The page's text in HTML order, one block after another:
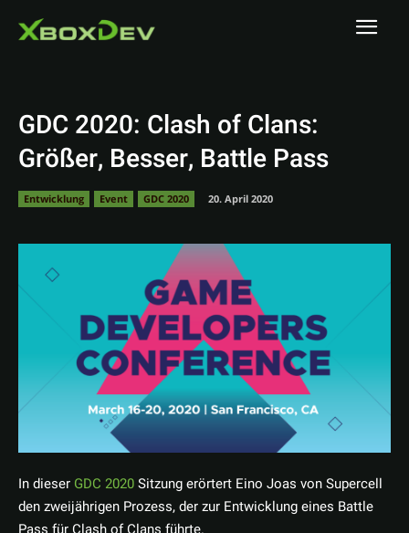
GDC 2020: Clash of Clans:
Größer, Besser, Battle Pass
Entwicklung Event GDC 2020 20. April 2020
In dieser GDC 2020Sitzung erörtert Eino Joas von Supercell
den zweijährigen Prozess, der zur Entwicklung eines Battle